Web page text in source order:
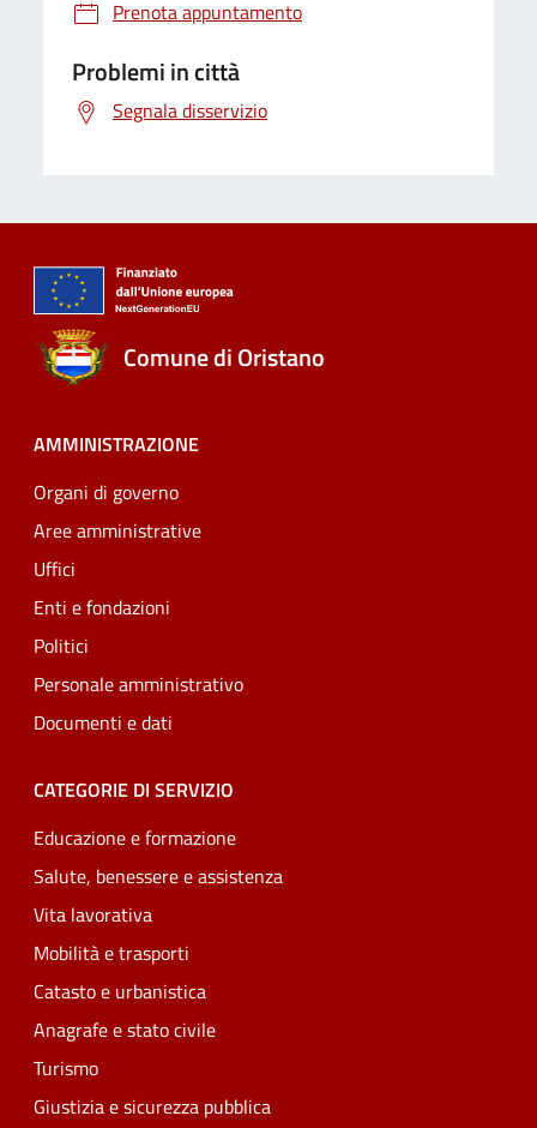
Prenota appuntamento
Problemi in città
Segnala disservizio
Comune di Oristano
AMMINISTRAZIONE
Organi di governo
Aree amministrative
Uffici
Enti e fondazioni
Politici
Personale amministrativo
Documenti e dati
CATEGORIE DI SERVIZIO
Educazione e formazione
Salute, benessere e assistenza
Vita lavorativa
Mobilità e trasporti
Catasto e urbanistica
Anagrafe e stato civile
Turismo
Giustizia e sicurezza pubblica